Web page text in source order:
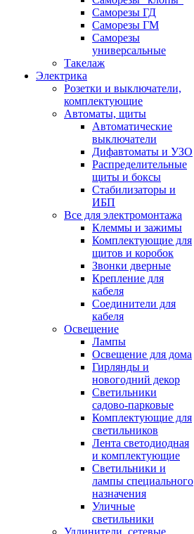
Саморезы ГД
Саморезы ГМ
Саморезы
универсальные
Такелаж
Электрика
Розетки и выключатели,
комплектующие
Автоматы, щиты
Автоматические
выключатели
Дифавтоматы и УЗО
Распределительные
щиты и боксы
Стабилизаторы и
ИБП
Все для электромонтажа
Клеммы и зажимы
Комплектующие для
щитов и коробок
Звонки дверные
Крепление для
кабеля
Соединители для
кабеля
Освещение
Лампы
Освещение для дома
Гирлянды и
новогодний декор
Светильники
садово-парковые
Комплектующие для
светильников
Лента светодиодная
и комплектующие
Светильники и
лампы специального
назначения
Уличные
светильники
Удлинители, сетевые